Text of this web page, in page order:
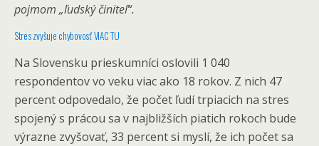
pojmom „ľudský činiteľ“.
Stres zvyšuje chybovosť VIAC TU
Na Slovensku prieskumníci oslovili 1 040
respondentov vo veku viac ako 18 rokov. Z nich 47
percent odpovedalo, že počet ľudí trpiacich na stres
spojený s prácou sa v najbližších piatich rokoch bude
výrazne zvyšovať, 33 percent si myslí, že ich počet sa